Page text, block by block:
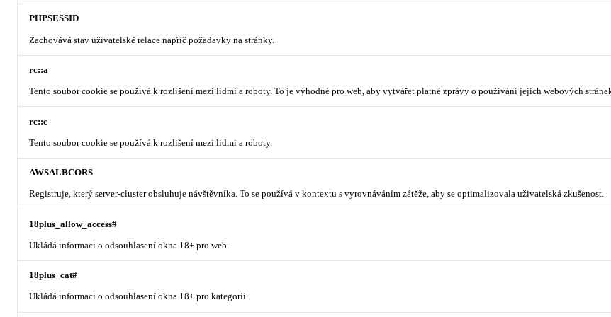
PHPSESSID
Zachovává stav uživatelské relace napříč požadavky na stránky.
rc::a
Tento soubor cookie se používá k rozlišení mezi lidmi a roboty. To je výhodné pro web, aby vytvářet platné zprávy o používání jejich webových
rc::c
Tento soubor cookie se používá k rozlišení mezi lidmi a roboty.
AWSALBCORS
Registruje, který server-cluster obsluhuje návštěvníka. To se používá v kontextu s vyrovnáváním zátěže, aby se optimalizovala uživatelská zkušenost.
18plus_allow_access#
Ukládá informaci o odsouhlasení okna 18+ pro web.
18plus_cat#
Ukládá informaci o odsouhlasení okna 18+ pro kategorii.